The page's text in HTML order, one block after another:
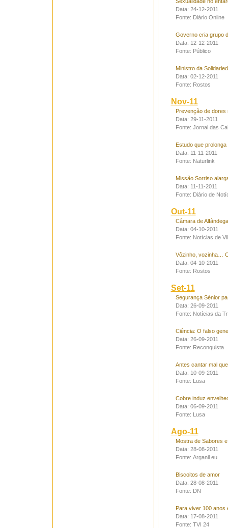
Data: 24-12-2011
Fonte: Diário Online
Governo cria grupo
Data: 12-12-2011
Fonte: Público
Ministro da
Data: 02-12-2011
Fonte: Rostos
Nov-11
Prevenção de dores
Data: 29-11-2011
Fonte: Jornal das
Estudo que
Data: 11-11-2011
Fonte: Naturlink
Missão Sorriso
Data: 11-11-2011
Fonte: Diário de
Out-11
Câmara de
Data: 04-10-2011
Fonte: Notícias de
Vôzinho, vozinha…
Data: 04-10-2011
Fonte: Rostos
Set-11
Segurança Sénior
Data: 26-09-2011
Fonte: Notícias da
Ciência: O falso
Data: 26-09-2011
Fonte: Reconquista
Antes cantar mal
Data: 10-09-2011
Fonte: Lusa
Cobre induz
Data: 06-09-2011
Fonte: Lusa
Ago-11
Mostra de Sabores
Data: 28-08-2011
Fonte: Arganil.eu
Biscoitos de amor
Data: 28-08-2011
Fonte: DN
Para viver 100 anos
Data: 17-08-2011
Fonte: TVI 24